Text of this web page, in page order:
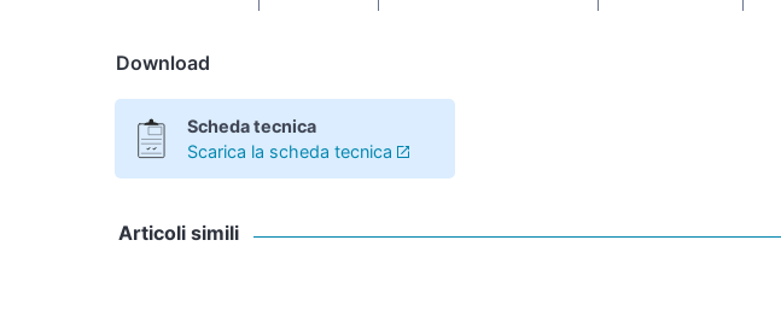
Download
Scheda tecnica
Scarica la scheda tecnica
Articoli simili